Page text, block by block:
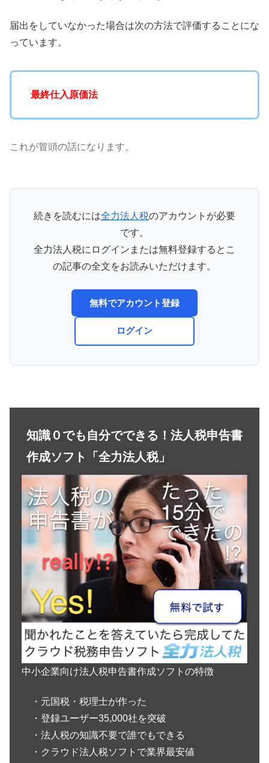
届出をしていなかった場合は次の方法で評価することにな
っています。
最終仕入原価法
これが冒頭の話になります。
続きを読むには全力法人税のアカウントが必要
です。
全力法人税にログインまたは無料登録するとこ
の記事の全文をお読みいただけます。
無料でアカウント登録
ログイン
知識０でも自分でできる！法人税申告書
作成ソフト「全力法人税」
中小企業向け法人税申告書作成ソフトの特徴
・元国税・税理士が作った
・登録ユーザー35,000社を突破
・法人税の知識不要で誰でもできる
・クラウド法人税ソフトで業界最安値